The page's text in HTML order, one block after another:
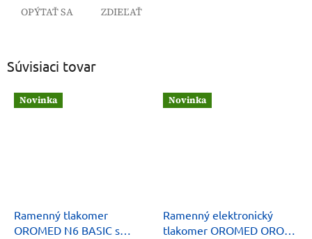
OPÝTAŤ SA ZDIEĽAŤ
Súvisiaci tovar
Novinka
Ramenný tlakomer
OROMED N6 BASIC s
Novinka
Ramenný elektronický
tlakomer OROMED ORO-